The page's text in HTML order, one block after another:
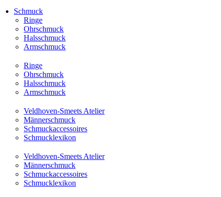
Schmuck
Ringe
Ohrschmuck
Halsschmuck
Armschmuck
Ringe
Ohrschmuck
Halsschmuck
Armschmuck
Veldhoven-Smeets Atelier
Männerschmuck
Schmuckaccessoires
Schmucklexikon
Veldhoven-Smeets Atelier
Männerschmuck
Schmuckaccessoires
Schmucklexikon